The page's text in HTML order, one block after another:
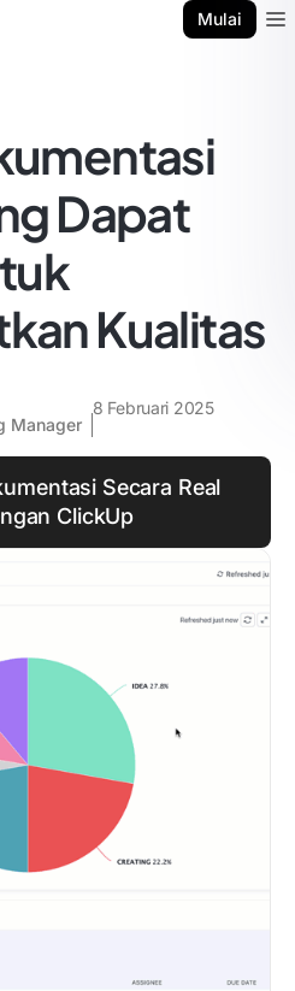
Mulai
Dapat
Kualitas
Manager
8 Februari 2025
Secara Real
ClickUp